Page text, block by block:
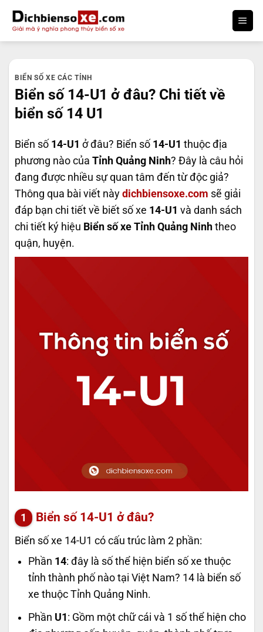
qua
nội
BIỂN SỐ XE CÁC TỈNH
Biển số 14-U1 ở đâu? Chi tiết về
biển số 14 U1
Biển số 14-U1 ở đâu? Biển số 14-U1 thuộc địa
phương nào của Tỉnh Quảng Ninh? Đây là câu hỏi
đang được nhiều sự quan tâm đến từ độc giả?
Thông qua bài viết này dichbiensoxe.com sẽ giải
đáp bạn chi tiết về biết số xe 14-U1 và danh sách
chi tiết ký hiệu Biển số xe Tỉnh Quảng Ninh theo
quận, huyện.
Biển số 14-U1 ở đâu?
Biển số xe 14-U1 có cấu trúc làm 2 phần:
Phần 14: đây là số thể hiện biển số xe thuộc
tỉnh thành phố nào tại Việt Nam? 14 là biển số
xe thuộc Tỉnh Quảng Ninh.
Phần U1 : Gồm một chữ cái và 1 số thể hiện cho